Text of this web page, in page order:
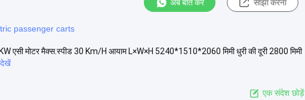
अब बात करें साझा करना
passenger carts
एसी मोटर मैक्स.स्पीड 30 Km/H आयाम L×W×H 5240*1510*2060 मिमी धुरी की दूरी 2800 मिमी
एक संदेश छोड़ें